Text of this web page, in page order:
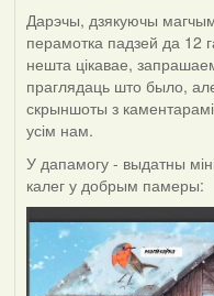
Дарэчы, дзякуючы
перамотка падзей да 12
нешта цікавае,
праглядаць што было,
скрыншоты з
усім нам.
У дапамогу - выдатны
калег у добрым памеры: